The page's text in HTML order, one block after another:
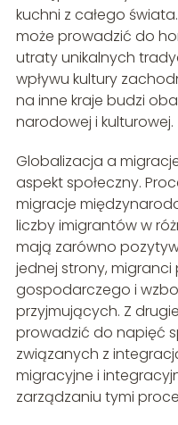
kuchni z całego
może prowadzić do
utraty unikalnych
wpływu kultury
na inne kraje budzi
narodowej i kulturowej.
Globalizacja a
aspekt społeczny.
migracje
liczby imigrantów w
mają zarówno
jednej strony,
gospodarczego i
przyjmujących. Z
prowadzić do napięć
związanych z
migracyjne i
zarządzaniu tymi